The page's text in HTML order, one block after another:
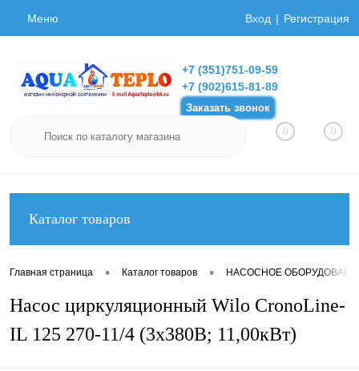
Меню Вход Регистрация
+7 (351)751-09-59
+7 (902)615-81-89
Заказать звонок
0 0
Каталог товаров
Главная страница • Каталог товаров • НАСОСНОЕ
Насос циркуляционный Wilo CronoLine-
IL 125 270-11/4 (3х380В; 11,00кВт)